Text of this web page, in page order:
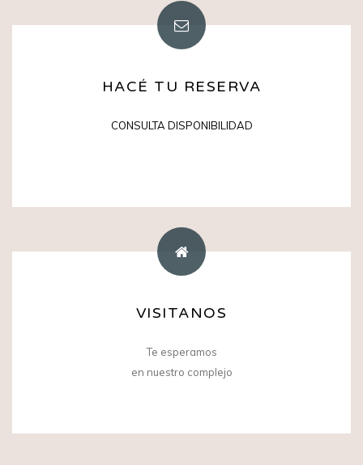
HACÉ TU RESERVA
CONSULTA DISPONIBILIDAD
NUESTRO EMAIL
Escribinos que a:
VISITANOS
Te esperamos
en nuestro complejo
WEB
9 de Julio 1346 en Esquel.
Patagonia Argentina